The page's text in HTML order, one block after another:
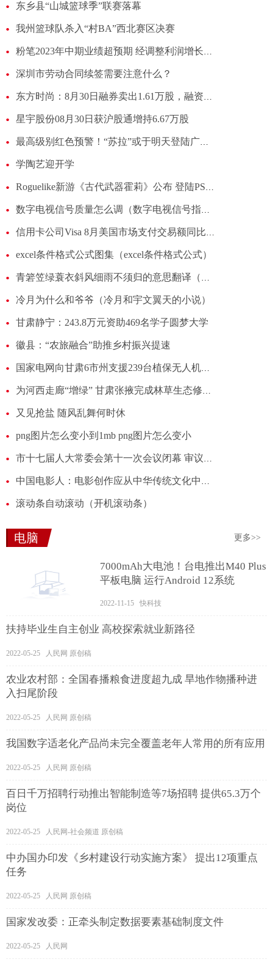
东乡县“山城篮球季”联赛落幕
我州篮球队杀入“村BA”西北赛区决赛
粉笔2023年中期业绩超预期 经调整利润增长超200%
深圳市劳动合同续签需要注意什么？
东方时尚：8月30日融券卖出1.61万股，融资融券余额6441.45万元
星宇股份08月30日获沪股通增持6.67万股
最高级别红色预警！“苏拉”或于明天登陆广东 局地将有大暴雨
学陶艺迎开学
Roguelike新游《古代武器霍莉》公布 登陆PS5/PC
数字电视信号质量怎么调（数字电视信号指标）
信用卡公司Visa 8月美国市场支付交易额同比增长7%。8月全球交易额同比增长10%。
excel条件格式公式图集（excel条件格式公式）
青箬笠绿蓑衣斜风细雨不须归的意思翻译（青箬笠绿蓑衣斜风细雨不须归的意思）
冷月为什么和爷爷（冷月和宇文翼天的小说）
甘肃静宁：243.8万元资助469名学子圆梦大学 ​
徽县：“农旅融合”助推乡村振兴提速
国家电网向甘肃6市州支援239台植保无人机助力抗旱减灾
为河西走廊“增绿” 甘肃张掖完成林草生态修复建设547万亩
又见抢盐 随风乱舞何时休
png图片怎么变小到1mb png图片怎么变小
市十七届人大常委会第十一次会议闭幕 审议医养结合、养老服务设施建设和运营管理工作情况等报告韩松主持并讲话
中国电影人：电影创作应从中华传统文化中汲取力量
滚动条自动滚动（开机滚动条）
电脑 更多>>
7000mAh大电池！台电推出M40 Plus
平板电脑 运行Android 12系统
2022-11-15 快科技
扶持毕业生自主创业 高校探索就业新路径
2022-05-25 人民网 原创稿
农业农村部：全国春播粮食进度超九成 旱地作物播种进
入扫尾阶段
2022-05-25 人民网 原创稿
我国数字适老化产品尚未完全覆盖老年人常用的所有应用
2022-05-25 人民网 原创稿
百日千万招聘行动推出智能制造等7场招聘 提供65.3万个
岗位
2022-05-25 人民网-社会频道 原创稿
中办国办印发《乡村建设行动实施方案》 提出12项重点
任务
2022-05-25 人民网 原创稿
国家发改委：正牵头制定数据要素基础制度文件
2022-05-25 人民网